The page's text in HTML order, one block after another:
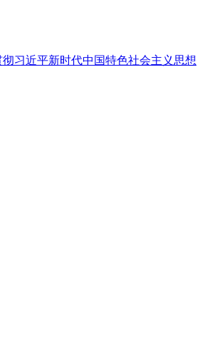
习近平新时代中国特色社会主义思想